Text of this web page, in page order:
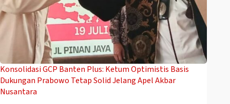
Konsolidasi GCP Banten Plus: Ketum Optimistis Basis
Dukungan Prabowo Tetap Solid Jelang Apel Akbar
Nusantara